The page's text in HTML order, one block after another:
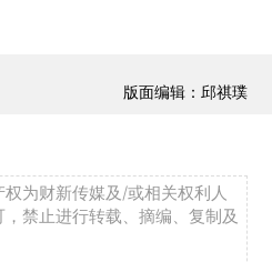
版面编辑：邱祺璞
为财新传媒及/或相关权利人
禁止进行转载、摘编、复制及